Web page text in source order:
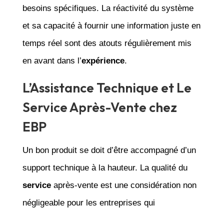
besoins spécifiques. La réactivité du système
et sa capacité à fournir une information juste en
temps réel sont des atouts régulièrement mis
en avant dans l’expérience.
L’Assistance Technique et Le
Service Après-Vente chez
EBP
Un bon produit se doit d’être accompagné d’un
support technique à la hauteur. La qualité du
serviceaprès-vente est une considération non
négligeable pour les entreprises qui